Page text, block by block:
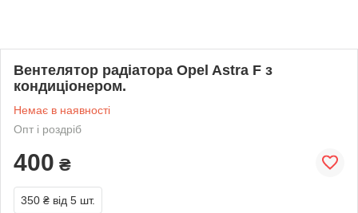
Вентелятор радіатора Opel Astra F з
кондиціонером.
Немає в наявності
Опт і роздріб
400 ₴
350 ₴ від 5 шт.